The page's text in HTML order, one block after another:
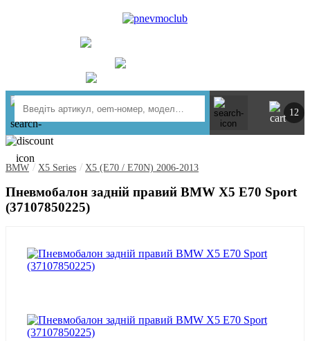
12
BMW / X5 Series / X5 (E70 / E70N) 2006-2013
Пневмобалон задній правий BMW X5 E70 Sport
(37107850225)